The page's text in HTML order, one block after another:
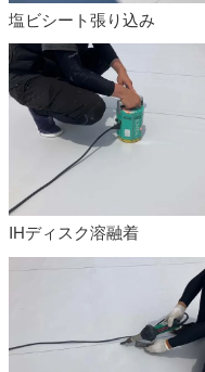
塩ビシート張り込み
IHディスク溶融着